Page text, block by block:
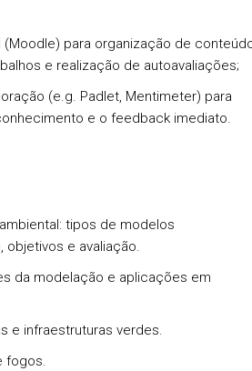
para organização de
e realização de autoavaliações;
(e.g. Padlet, Mentimeter) para
e o feedback imediato.
tipos de modelos
e avaliação.
da modelação e aplicações em
e infraestruturas verdes.
fogos.